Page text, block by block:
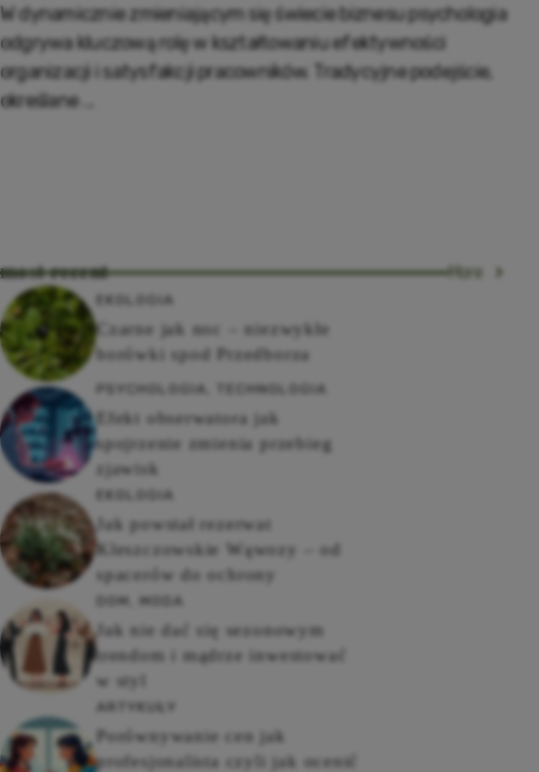
W dynamicznie zmieniającym się świecie biznesu psychologia
odgrywa kluczową rolę w kształtowaniu efektywności
organizacji i satysfakcji pracowników. Tradycyjne podejście,
określane ...
most recent More
EKOLOGIA
Czarne jak noc – niezwykłe
borówki spod Przedborza
PSYCHOLOGIA TECHNOLOGIA
Efekt obserwatora jak
spojrzenie zmienia przebieg
zjawisk
EKOLOGIA
Jak powstał rezerwat
Kleszczowskie Wąwozy – od
spacerów do ochrony
DOM MODA
Jak nie dać się sezonowym
trendom i mądrze inwestować
w styl
ARTYKUŁY
Porównywanie cen jak
profesjonalista czyli jak ocenić